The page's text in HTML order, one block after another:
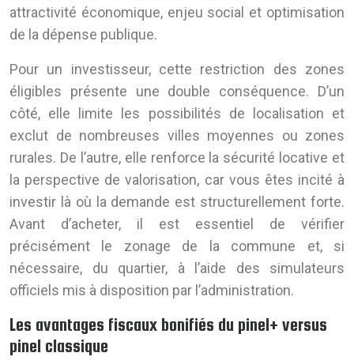
attractivité économique, enjeu social et optimisation
de la dépense publique.
Pour un investisseur, cette restriction des zones
éligibles présente une double conséquence. D’un
côté, elle limite les possibilités de localisation et
exclut de nombreuses villes moyennes ou zones
rurales. De l’autre, elle renforce la sécurité locative et
la perspective de valorisation, car vous êtes incité à
investir là où la demande est structurellement forte.
Avant d’acheter, il est essentiel de vérifier
précisément le zonage de la commune et, si
nécessaire, du quartier, à l’aide des simulateurs
officiels mis à disposition par l’administration.
Les avantages fiscaux bonifiés du pinel+ versus
pinel classique